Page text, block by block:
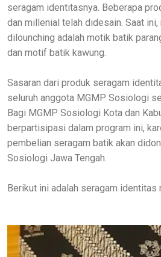
seragam identitasnya. Beberapa
dan millenial telah didesain. Saat
dilounching adalah motik batik
dan motif batik kawung.
Sasaran dari produk seragam
seluruh anggota MGMP Sosiologi
Bagi MGMP Sosiologi Kota dan
berpartisipasi dalam program ini,
pembelian seragam batik akan
Sosiologi Jawa Tengah.
Berikut ini adalah seragam identitas